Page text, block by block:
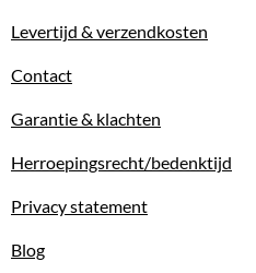
Levertijd & verzendkosten
Contact
Garantie & klachten
Herroepingsrecht/bedenktijd
Privacy statement
Blog